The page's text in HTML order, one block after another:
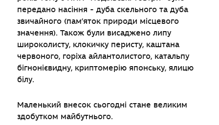
передано насіння - дуба скельного та дуба
звичайного (пам’яток природи місцевого
значення). Також були висаджено липу
широколисту, клокичку перисту, каштана
червоного, горіха айлантолистого, катальпу
бігнонієвидну, криптомерію японську, ялицю
білу.
Маленький внесок сьогодні стане великим
здобутком майбутнього.